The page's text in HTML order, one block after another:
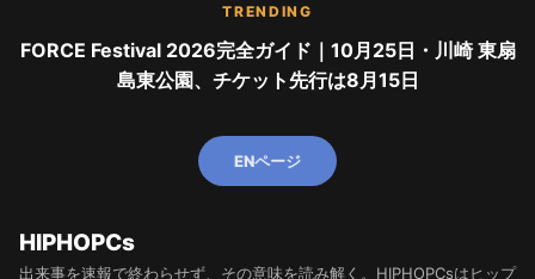
TRENDING
FORCE Festival 2026完全ガイド｜10月25日・川崎 東扇
島東公園、チケット先行は8月15日
ENページ
HIPHOPCs
出来事を速報で終わらせず、その意味を読み解く。HIPHOPCsはヒップ